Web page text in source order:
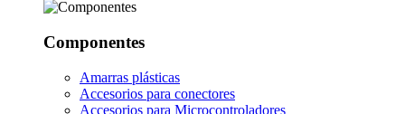
Componentes
Amarras plásticas
Accesorios para conectores
Accesorios para Microcontroladores